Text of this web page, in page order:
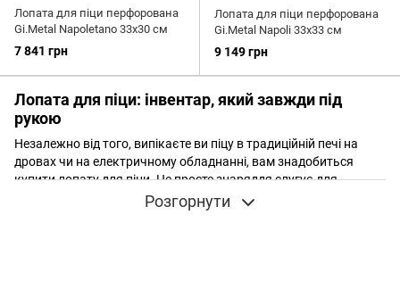
Лопата для піци перфорована
Gi.Metal Napoletano 33х30 см
7 841 грн
Лопата для піци перфорована
Gi.Metal Napoli 33х33 см
9 149 грн
Лопата для піци: інвентар, який завжди під
рукою
Незалежно від того, випікаєте ви піцу в традиційній печі на
дровах чи на електричному обладнанні, вам знадобиться
купити лопату для піци. Це просте знаряддя слугує для
завантаження і вивантаження піци та її повертання у процесі
випікання, фактично необхідне для цього. Тому важливо
Розгорнути